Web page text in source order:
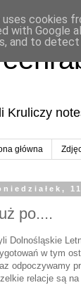
Kruliczy
główna
po....
Dolnośląskie
w tym
odpoczywamy
relacje są
cookies
with Google
and to detect